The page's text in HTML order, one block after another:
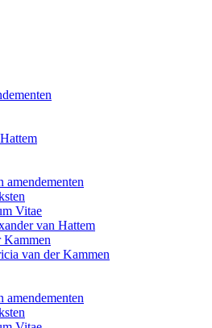
amendementen
Vitae
van Hattem
Kammen
van der Kammen
amendementen